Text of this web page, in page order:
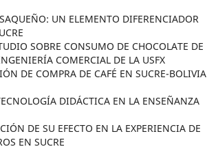
UN ELEMENTO DIFERENCIADOR
SOBRE CONSUMO DE CHOCOLATE DE
COMERCIAL DE LA USFX
DE COMPRA DE CAFÉ EN SUCRE-BOLIVIA
DIDÁCTICA EN LA ENSEÑANZA
DE SU EFECTO EN LA EXPERIENCIA DE
EN SUCRE